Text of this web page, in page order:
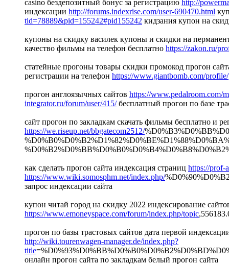
casino бездепозитный бонус за регистрацию http://
индексации http://forums.indexrise.com/user-690470.html
tid=78889&pid=155242#pid155242 кидзания купон на
купоны на скидку василек купоны и скидки на
качество фильмы на телефон бесплатно https://zakon.ru/
статейные прогоны товары скидки промокод прогон
регистрации на телефон https://www.giantbomb.com/
прогон англоязычных сайтов https://www.pedalroom.com/
integrator.ru/forum/user/415/бесплатный прогон по базе
сайт прогон по закладкам скачать фильмы бесплатно и
https://we.riseup.net/bbgatecom2512/
как сделать прогон сайта индексация страниц https://prof-
https://www.wiki.somosphm.net/index.php/
запрос индексации сайта
купон читай город на скидку 2022 индексирование
https://www.emoneyspace.com/forum/index.php/topic
прогон по базы трастовых сайтов дата первой
http://wiki.tourenwagen-manager.de/index.php?
title
онлайн прогон сайта по закладкам белый прогон сайта